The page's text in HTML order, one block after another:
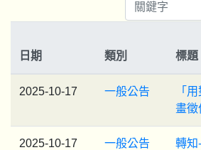
日期 類別 標題
2025-10-17 一般公告
「
畫徵
2025-10-17 一般公告
轉知